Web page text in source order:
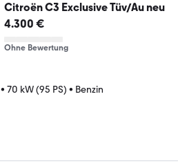
Citroën C3 Exclusive Tüv/Au neu
4.300 €
Ohne Bewertung
• 70 kW (95 PS) • Benzin